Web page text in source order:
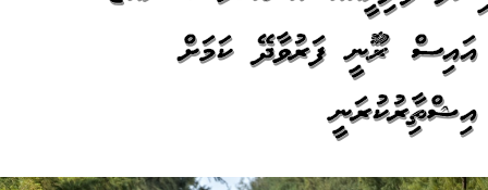
އައިސް ރޫހާނީ ފަރުވާދޭ ކަމަށް
އިޝްތިހާރުކުރަނީ